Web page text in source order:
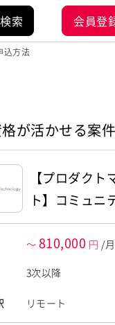
会員登
込方法
が活かせる案件
【プロダクト
ト】コミュニ
プラットフォ
るプロダクト
ト
～ 810,000 円 /
3次以降
リモート